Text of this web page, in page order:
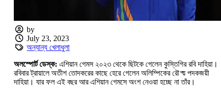
by
July 23, 2023
অন্যান্য খেলাধুলা
অলস্পোর্ট ডেস্ক: এশিয়ান গেমস ২০২৩ থেকে ছিটকে গেলেন কুস্তিগির রবি দাহিয়া।
রবিবার ট্রায়ালে অতীশ তোদকরের কাছে হেরে গেলেন অলিম্পিকের রৌপ্য় পদকজয়ী
দাহিয়া। যার ফল এই বছর আর এশিয়ান গেমসে অংশ নেওয়া হচ্ছে না তাঁর।